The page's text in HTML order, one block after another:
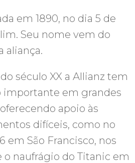
em 1890, no dia 5 de
Seu nome vem do
aliança.
século XX a Allianz tem
importante em grandes
apoio às
difíceis, como no
em São Francisco, nos
o naufrágio do Titanic em